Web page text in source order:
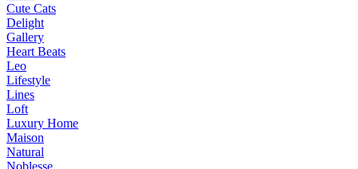
Cute Cats
Delight
Gallery
Heart Beats
Leo
Lifestyle
Lines
Loft
Luxury Home
Maison
Natural
Noblesse